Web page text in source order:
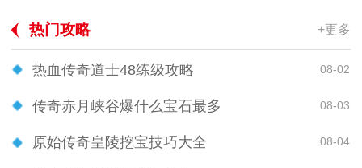
热门攻略 +更多
热血传奇道士48练级攻略 08-02
传奇赤月峡谷爆什么宝石最多 08-03
原始传奇皇陵挖宝技巧大全 08-04